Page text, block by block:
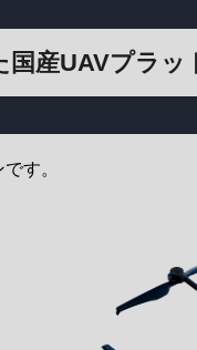
国産UAVプラッ
す。